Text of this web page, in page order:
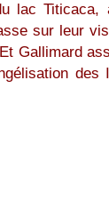
lac Titicaca,
sur leur
Gallimard
des